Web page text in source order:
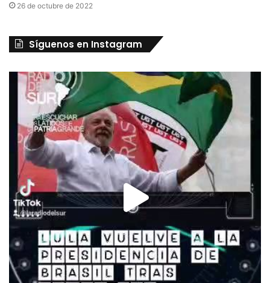
26 de octubre de 2022
Síguenos en Instagram